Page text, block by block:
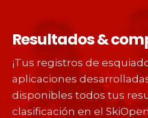
Resultados &
¡Tus registros de
aplicaciones
disponibles todos tus
clasificación en el